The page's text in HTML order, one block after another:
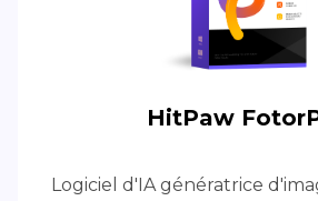
HitPaw
Logiciel d'IA génératrice